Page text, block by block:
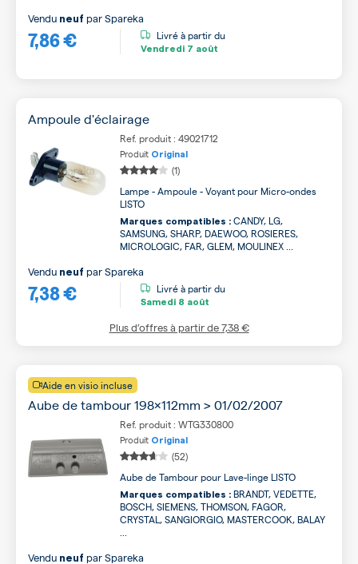
7,86 €
Vendu neuf parSpareka
Livré à partir du
Vendredi 7 août
Ampoule d'éclairage
Ref. produit : 49021712
Produit Original
(1)
Lampe - Ampoule - Voyant pour Micro-ondes
LISTO
Marques compatibles : CANDY, LG,
SAMSUNG, SHARP, DAEWOO, ROSIERES,
MICROLOGIC, FAR, GLEM, MOULINEX ...
7,38 €
Vendu neuf parSpareka
Livré à partir du
Samedi 8 août
Plus d’offres à partir de7,38 €
Aide en visio incluse
Aube de tambour 198x112mm > 01/02/2007
Ref. produit : WTG330800
Produit Original
(52)
Aube de Tambour pour Lave-linge LISTO
Marques compatibles : BRANDT, VEDETTE,
BOSCH, SIEMENS, THOMSON, FAGOR,
CRYSTAL, SANGIORGIO, MASTERCOOK, BALAY
Vendu neuf parSpareka